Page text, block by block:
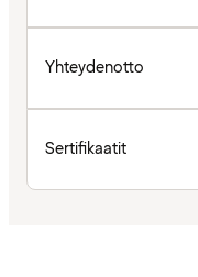
Yhteydenotto
Sertifikaatit